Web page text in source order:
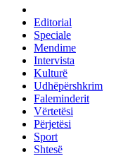
Editorial
Speciale
Mendime
Intervista
Kulturë
Udhëpërshkrim
Faleminderit
Vërtetësi
Përjetësi
Sport
Shtesë